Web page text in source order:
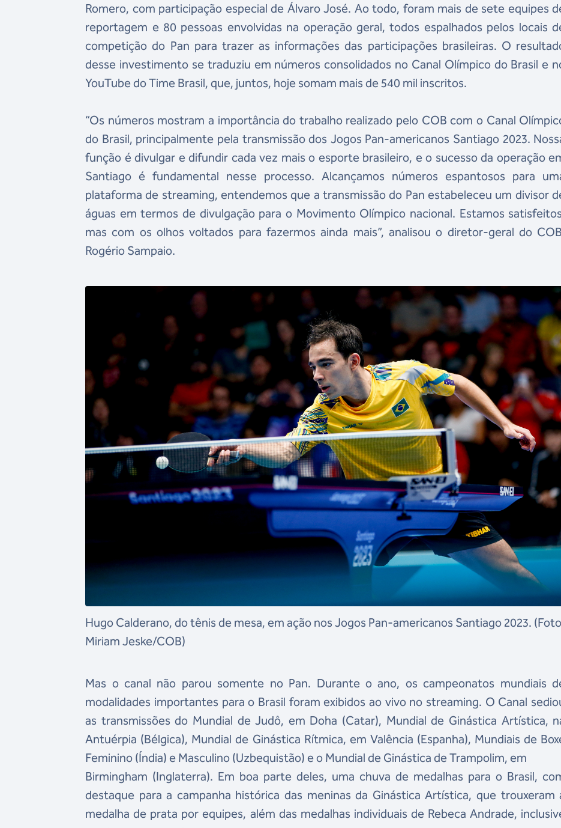
Romero, com participação especial de Álvaro José. Ao todo, foram mais de sete equipes
reportagem e 80 pessoas envolvidas na operação geral, todos espalhados pelos locais
competição do Pan para trazer as informações das participações brasileiras. O
desse investimento se traduziu em números consolidados no Canal Olímpico do Brasil e
YouTube do Time Brasil, que, juntos, hoje somam mais de 540 mil inscritos.
“Os números mostram a importância do trabalho realizado pelo COB com o Canal
do Brasil, principalmente pela transmissão dos Jogos Pan-americanos Santiago 2023.
função é divulgar e difundir cada vez mais o esporte brasileiro, e o sucesso da operação
Santiago é fundamental nesse processo. Alcançamos números espantosos para
plataforma de streaming, entendemos que a transmissão do Pan estabeleceu um divisor
águas em termos de divulgação para o Movimento Olímpico nacional. Estamos
mas com os olhos voltados para fazermos ainda mais”, analisou o diretor-geral do
Rogério Sampaio.
Hugo Calderano, do tênis de mesa, em ação nos Jogos Pan-americanos Santiago 2023.
Miriam Jeske/COB)
Mas o canal não parou somente no Pan. Durante o ano, os campeonatos mundiais
modalidades importantes para o Brasil foram exibidos ao vivo no streaming. O Canal
as transmissões do Mundial de Judô, em Doha (Catar), Mundial de Ginástica Artística,
Antuérpia (Bélgica), Mundial de Ginástica Rítmica, em Valência (Espanha), Mundiais de
Feminino (Índia) e Masculino (Uzbequistão) e o Mundial de Ginástica de Trampolim, em
Birmingham (Inglaterra). Em boa parte deles, uma chuva de medalhas para o Brasil,
destaque para a campanha histórica das meninas da Ginástica Artística, que trouxeram
medalha de prata por equipes, além das medalhas individuais de Rebeca Andrade,